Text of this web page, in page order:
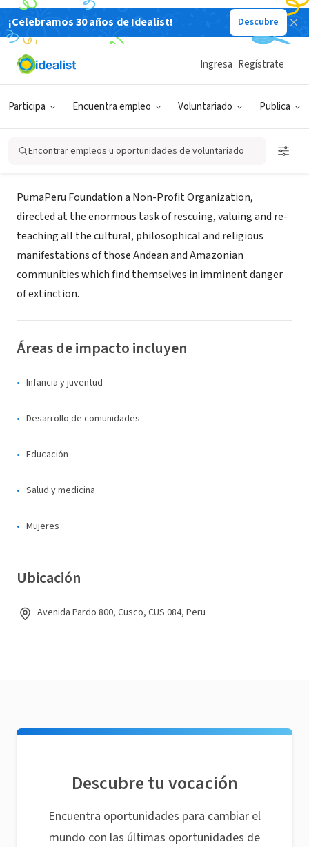
¡Celebramos 30 años de Idealist! Descubre
Participa Encuentra empleo Voluntariado Publica
Ingresa Regístrate
Encontrar empleos u oportunidades de voluntariado
ORGANIZACIÓN SIN FIN DE LUCRO
PumaPeru Foundation
CUS,
Perú
www.pumaperu.org/pumaperu_foundation/index.htm
Acerca de
PumaPeru Foundation a Non-Profit Organization,
directed at the enormous task of rescuing, valuing and re-
teaching all the cultural, philosophical and religious
manifestations of those Andean and Amazonian
communities which find themselves in imminent danger
of extinction.
Áreas de impacto incluyen
Infancia y juventud
Desarrollo de comunidades
Educación
Salud y medicina
Mujeres
Ubicación
Avenida Pardo 800, Cusco, CUS 084, Peru
Descubre tu vocación
Encuentra oportunidades para cambiar el
mundo con las últimas oportunidades de